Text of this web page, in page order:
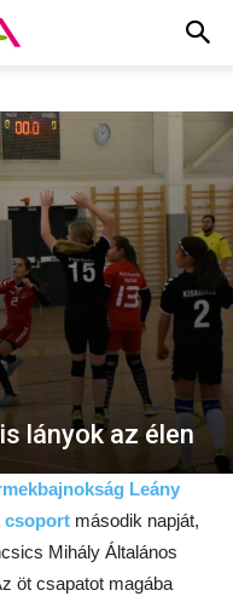
lányok az élen
Leány
csoport második napját,
Mihály Általános
öt csapatot magába